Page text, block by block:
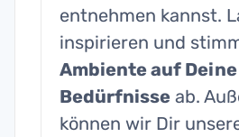
entnehmen kannst.
inspirieren und
Ambiente auf Deine
Bedürfnisse ab.
können wir Dir